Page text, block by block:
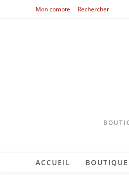
Mon compte Rechercher
ACCUEIL BOUTIQUE